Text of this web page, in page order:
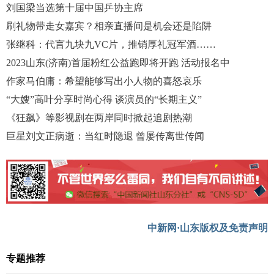
刘国梁当选第十届中国乒协主席
刷礼物带走女嘉宾？相亲直播间是机会还是陷阱
张继科：代言九块九VC片，推销厚礼冠军酒……
2023山东(济南)首届粉红公益跑即将开跑 活动报名中
作家马伯庸：希望能够写出小人物的喜怒哀乐
“大嫂”高叶分享时尚心得 谈演员的“长期主义”
《狂飙》等影视剧在两岸同时掀起追剧热潮
巨星刘文正病逝：当红时隐退 曾屡传离世传闻
中新网·山东版权及免责声明
专题推荐